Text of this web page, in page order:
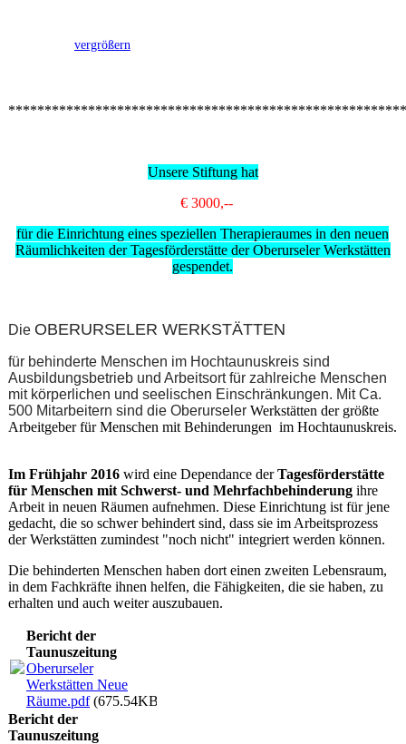
vergrößern
Unsere Stiftung hat
€ 3000,--
für die Einrichtung eines speziellen Therapieraumes in den neuen
Räumlichkeiten der Tagesförderstätte der Oberurseler Werkstätten
gespendet.
Die OBERURSELER WERKSTÄTTEN
für behinderte Menschen im Hochtaunuskreis sind
Ausbildungsbetrieb und Arbeitsort für zahlreiche Menschen
mit körperlichen und seelischen Einschränkungen. Mit Ca.
500 Mitarbeitern sind die Oberurseler Werkstätten der größte
Arbeitgeber für Menschen mit Behinderungen im Hochtaunuskreis.
Im Frühjahr 2016wird eine Dependance derTagesförderstätte
für Menschen mit Schwerst- und Mehrfachbehinderungihre
Arbeit in neuen Räumen aufnehmen. Diese Einrichtung ist für jene
gedacht, die so schwer behindert sind, dass sie im Arbeitsprozess
der Werkstätten zumindest "noch nicht" integriert werden können.
Die behinderten Menschen haben dort einen zweiten Lebensraum,
in dem Fachkräfte ihnen helfen, die Fähigkeiten, die sie haben, zu
erhalten und auch weiter auszubauen.
Bericht der
Taunuszeitung
Oberurseler
Werkstätten Neue
Räume.pdf(675.54KB)
Bericht der
Taunuszeitung